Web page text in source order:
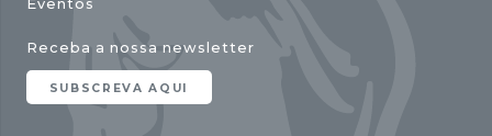
Eventos
Receba a nossa newsletter
SUBSCREVA AQUI